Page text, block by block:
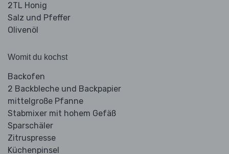
2TL Honig
Salz und Pfeffer
Olivenöl
Womit du kochst
Backofen
2 Backbleche und Backpapier
mittelgroße Pfanne
Stabmixer mit hohem Gefäß
Sparschäler
Zitruspresse
Küchenpinsel